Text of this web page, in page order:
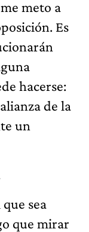
meto a
Es
hacerse:
de la
un
sea
que mirar